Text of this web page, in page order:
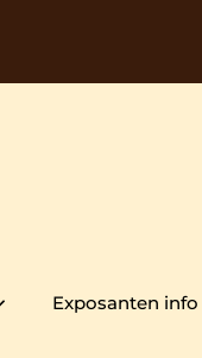
Exposanten info